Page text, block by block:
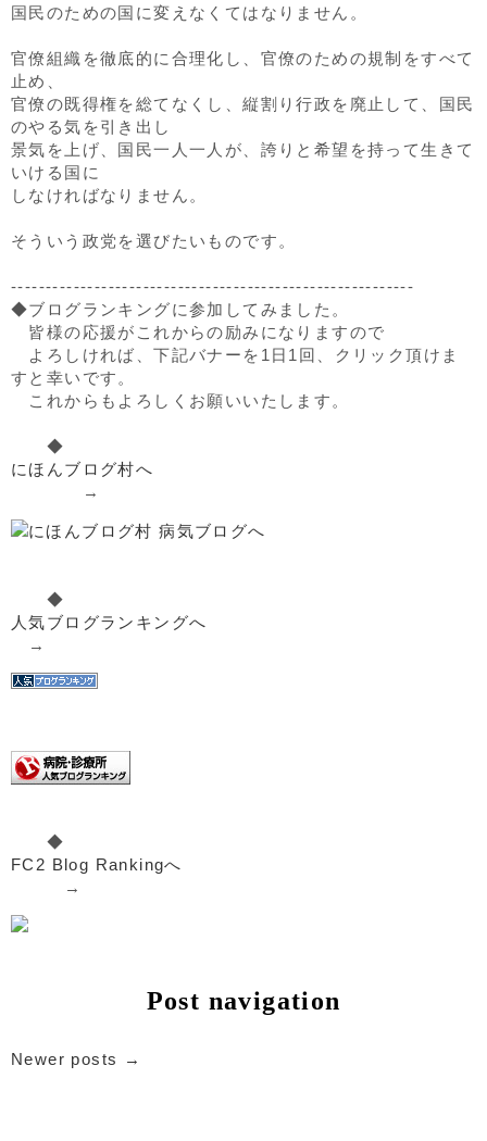
国民のための国に変えなくてはなりません。
官僚組織を徹底的に合理化し、官僚のための規制をすべて
止め、
官僚の既得権を総てなくし、縦割り行政を廃止して、国民
のやる気を引き出し
景気を上げ、国民一人一人が、誇りと希望を持って生きて
いける国に
しなければなりません。
そういう政党を選びたいものです。
----------------------------------------------------------
◆ブログランキングに参加してみました。
皆様の応援がこれからの励みになりますので
よろしければ、下記バナーを1日1回、クリック頂けま
すと幸いです。
これからもよろしくお願いいたします。
◆
にほんブログ村へ
→
◆
人気ブログランキングへ
→
◆
FC2 Blog Rankingへ
→
Post navigation
Newer posts →